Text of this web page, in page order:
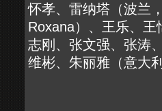
怀孝、雷纳塔（波兰
Roxana）、王乐、
志刚、张文强、张涛
维彬、朱丽雅（意大